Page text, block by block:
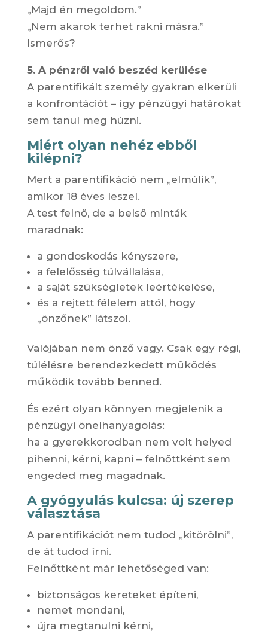
„Majd én megoldom.”
„Nem akarok terhet rakni másra.”
Ismerős?
5. A pénzről való beszéd kerülése
A parentifikált személy gyakran elkerüli
a konfrontációt – így pénzügyi határokat
sem tanul meg húzni.
Miért olyan nehéz ebből
kilépni?
Mert a parentifikáció nem „elmúlik”,
amikor 18 éves leszel.
A test felnő, de a belső minták
maradnak:
a gondoskodás kényszere,
a felelősség túlvállalása,
a saját szükségletek leértékelése,
és a rejtett félelem attól, hogy
„önzőnek” látszol.
Valójában nem önző vagy. Csak egy régi,
túlélésre berendezkedett működés
működik tovább benned.
És ezért olyan könnyen megjelenik a
pénzügyi önelhanyagolás:
ha a gyerekkorodban nem volt helyed
pihenni, kérni, kapni – felnőttként sem
engeded meg magadnak.
A gyógyulás kulcsa: új szerep
választása
A parentifikációt nem tudod „kitörölni”,
de át tudod írni.
Felnőttként már lehetőséged van:
biztonságos kereteket építeni,
nemet mondani,
újra megtanulni kérni,